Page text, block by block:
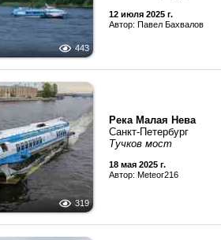
443
12 июля 2025 г.
Автор: Павел Бахвалов
319
Река Малая Нева
Санкт-Петербург
Тучков мост
18 мая 2025 г.
Автор: Meteor216